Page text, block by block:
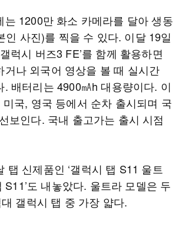
는 1200만 화소 카메라를 달아 생동
인 사진)를 찍을 수 있다. 이달 19일
럭시 버즈3 FE’를 함께 활용하면
거나 외국어 영상을 볼 때 실시간
. 배터리는 4900㎃h 대용량이다. 이
국, 영국 등에서 순차 출시되며 국
보인다. 국내 출고가는 출시 시점
탭 신제품인 ‘갤럭시 탭 S11 울트
S11’도 내놓았다. 울트라 모델은 두
갤럭시 탭 중 가장 얇다.